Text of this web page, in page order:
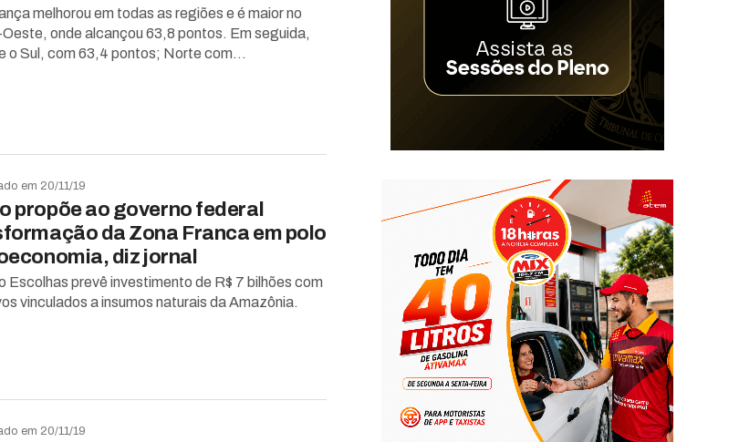
melhorou em todas as regiões e é maior no
onde alcançou 63,8 pontos. Em seguida,
o Sul, com 63,4 pontos; Norte com...
em 20/11/19
propõe ao governo federal
da Zona Franca em polo
diz jornal
Escolhas prevê investimento de R$ 7 bilhões com
vinculados a insumos naturais da Amazônia.
em 20/11/19